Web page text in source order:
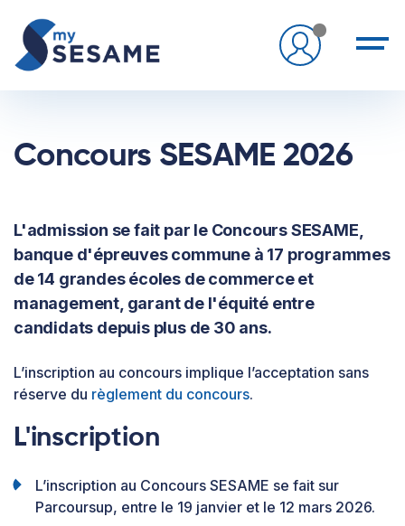
Concours SESAME 2026
L'admission se fait par le Concours SESAME,
banque d'épreuves commune à 17 programmes
de 14 grandes écoles de commerce et
management, garant de l'équité entre
candidats depuis plus de 30 ans.
L’inscription au concours implique l’acceptation sans
réserve du règlement du concours.
L'inscription
L’inscription au Concours SESAME se fait sur
Parcoursup, entre le 19 janvier et le 12 mars 2026.